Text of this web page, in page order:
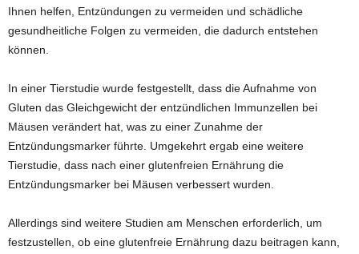
Ihnen helfen, Entzündungen zu vermeiden und schädliche
gesundheitliche Folgen zu vermeiden, die dadurch entstehen
können.
In einer Tierstudie wurde festgestellt, dass die Aufnahme von
Gluten das Gleichgewicht der entzündlichen Immunzellen bei
Mäusen verändert hat, was zu einer Zunahme der
Entzündungsmarker führte. Umgekehrt ergab eine weitere
Tierstudie, dass nach einer glutenfreien Ernährung die
Entzündungsmarker bei Mäusen verbessert wurden.
Allerdings sind weitere Studien am Menschen erforderlich, um
festzustellen, ob eine glutenfreie Ernährung dazu beitragen kann,